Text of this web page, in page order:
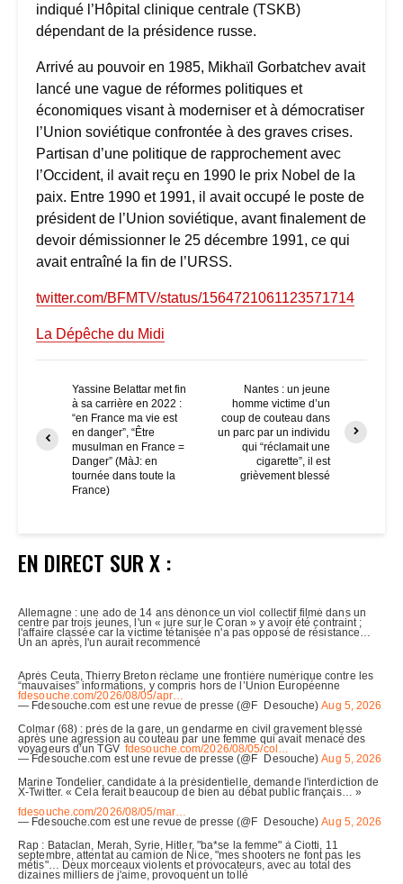
indiqué l’Hôpital clinique centrale (TSKB)
dépendant de la présidence russe.
Arrivé au pouvoir en 1985, Mikhaïl Gorbatchev avait
lancé une vague de réformes politiques et
économiques visant à moderniser et à démocratiser
l’Union soviétique confrontée à des graves crises.
Partisan d’une politique de rapprochement avec
l’Occident, il avait reçu en 1990 le prix Nobel de la
paix. Entre 1990 et 1991, il avait occupé le poste de
président de l’Union soviétique, avant finalement de
devoir démissionner le 25 décembre 1991, ce qui
avait entraîné la fin de l’URSS.
twitter.com/BFMTV/status/1564721061123571714
La Dépêche du Midi
Yassine Belattar met fin
à sa carrière en 2022 :
“en France ma vie est
en danger”, “Être
musulman en France =
Danger” (MàJ: en
tournée dans toute la
France)
Nantes : un jeune
homme victime d’un
coup de couteau dans
un parc par un individu
qui “réclamait une
cigarette”, il est
grièvement blessé
EN DIRECT SUR X :